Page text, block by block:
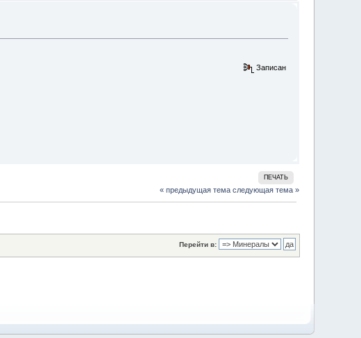
Записан
ПЕЧАТЬ
« предыдущая тема следующая тема »
Перейти в: